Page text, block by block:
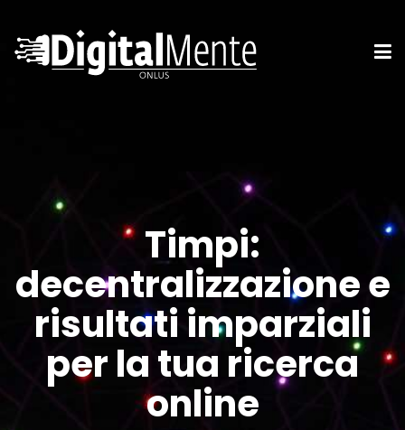
Timpi:
decentralizzazione e
risultati imparziali
per la tua ricerca
online